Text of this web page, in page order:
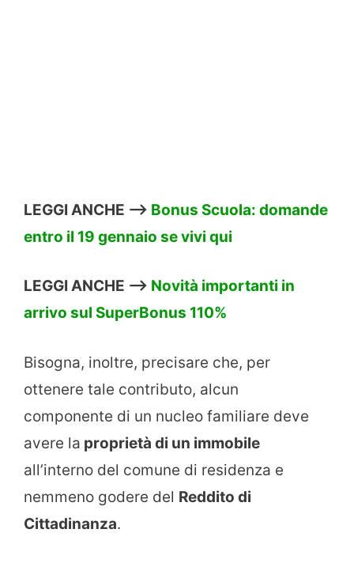
LEGGI ANCHE –> Bonus Scuola: domande
entro il 19 gennaio se vivi qui
LEGGI ANCHE –> Novità importanti in
arrivo sul SuperBonus 110%
Bisogna, inoltre, precisare che, per
ottenere tale contributo, alcun
componente di un nucleo familiare deve
avere la proprietà di un immobile
all’interno del comune di residenza e
nemmeno godere del Reddito di
Cittadinanza.